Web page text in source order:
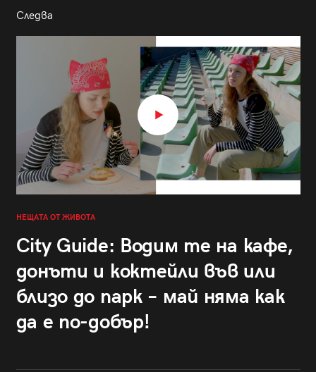
Следва
НЕЩАТА ОТ ЖИВОТА
City Guide: Водим те на кафе,
донъти и коктейли във или
близо до парк – май няма как
да е по-добър!